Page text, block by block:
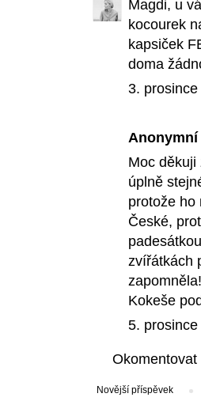
Magdi, u
kocourek
kapsiček
doma
3.
Anonymní
Moc
úplně
protože ho
České,
zvířátkách
Kokeše
5.
Okomentovat
Novější příspěvek